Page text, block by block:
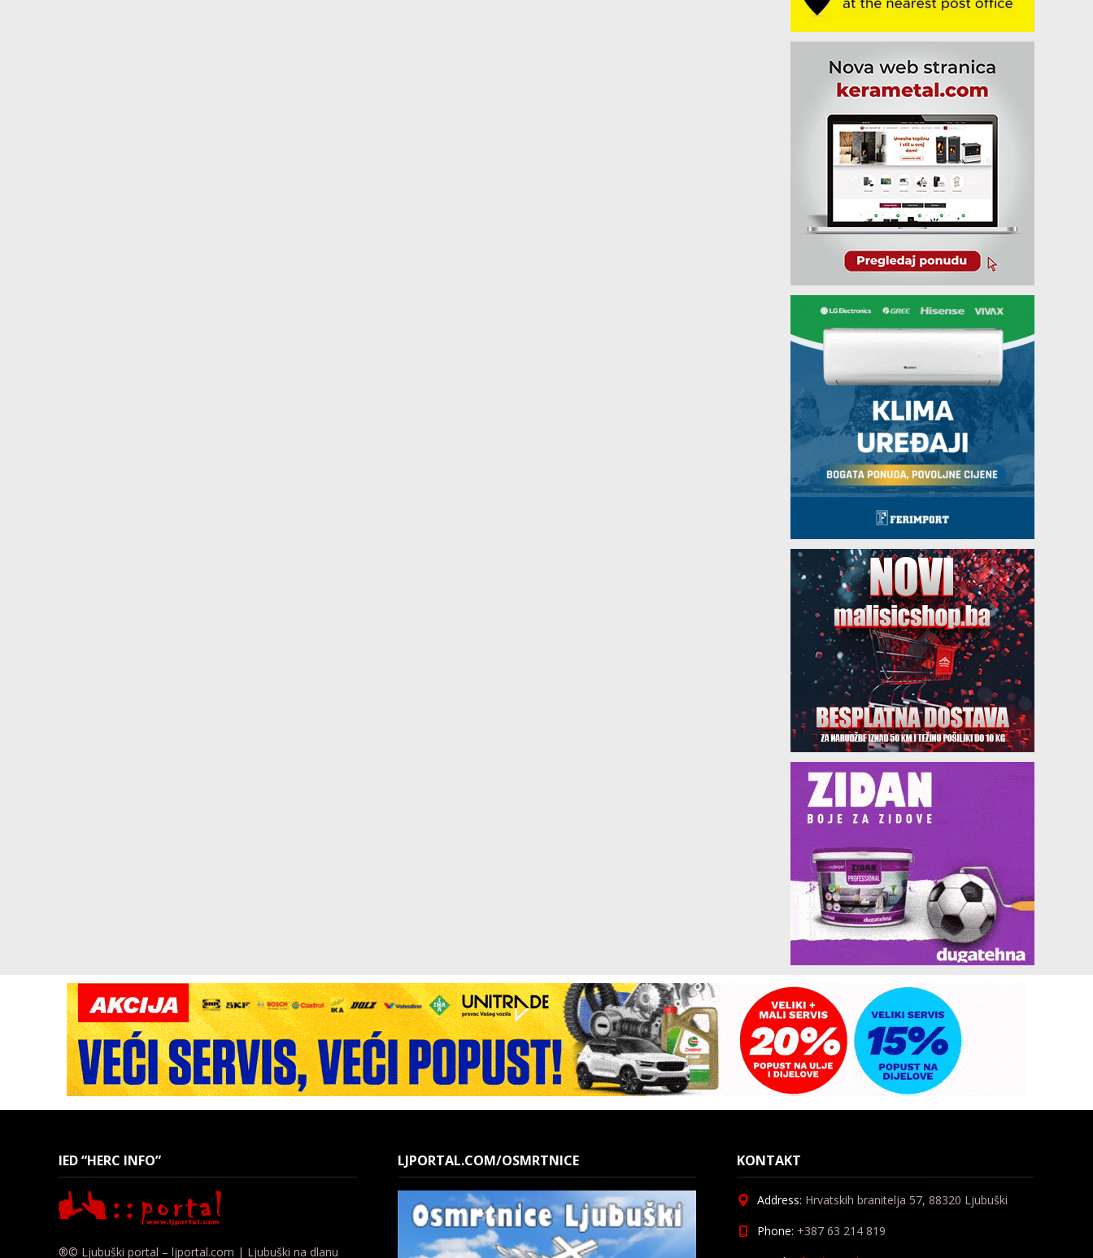
IED “HERC INFO”
®© Ljubuški portal – ljportal.com | Ljubuški na dlanu
LJPORTAL.COM/OSMRTNICE KONTAKT
Address: Hrvatskih branitelja 57, 88320 Ljubuški
Phone: +387 63 214 819